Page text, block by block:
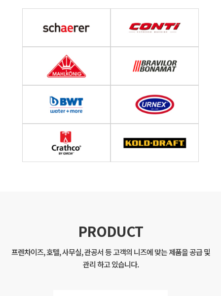
PRODUCT
프렌차이즈, 호텔, 사무실, 관공서 등 고객의 니즈에 맞는 제품을 공급 및
관리 하고 있습니다.